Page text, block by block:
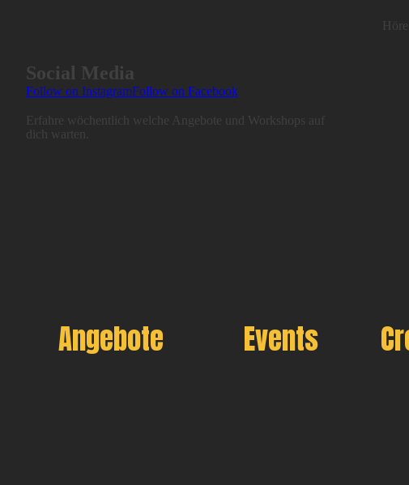
Social Media
Follow on InstagramFollow on Facebook
Erfahre wöchentlich welche Angebote und Workshops auf
dich warten.
Angebote Events